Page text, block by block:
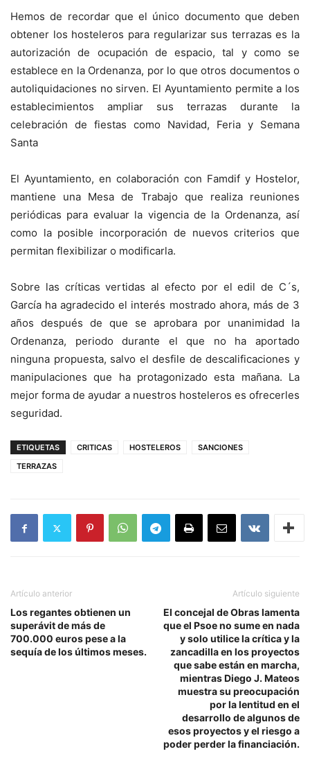
Hemos de recordar que el único documento que deben
obtener los hosteleros para regularizar sus terrazas es la
autorización de ocupación de espacio, tal y como se
establece en la Ordenanza, por lo que otros documentos o
autoliquidaciones no sirven. El Ayuntamiento permite a los
establecimientos ampliar sus terrazas durante la
celebración de fiestas como Navidad, Feria y Semana
Santa
El Ayuntamiento, en colaboración con Famdif y Hostelor,
mantiene una Mesa de Trabajo que realiza reuniones
periódicas para evaluar la vigencia de la Ordenanza, así
como la posible incorporación de nuevos criterios que
permitan flexibilizar o modificarla.
Sobre las críticas vertidas al efecto por el edil de C´s,
García ha agradecido el interés mostrado ahora, más de 3
años después de que se aprobara por unanimidad la
Ordenanza, periodo durante el que no ha aportado
ninguna propuesta, salvo el desfile de descalificaciones y
manipulaciones que ha protagonizado esta mañana. La
mejor forma de ayudar a nuestros hosteleros es ofrecerles
seguridad.
ETIQUETAS CRITICAS HOSTELEROS
SANCIONES
TERRAZAS
Artículo anterior
Los regantes obtienen un
superávit de más de
700.000 euros pese a la
sequía de los últimos meses.
Artículo siguiente
El concejal de Obras lamenta
que el Psoe no sume en nada
y solo utilice la crítica y la
zancadilla en los proyectos
que sabe están en marcha,
mientras Diego J. Mateos
muestra su preocupación
por la lentitud en el
desarrollo de algunos de
esos proyectos y el riesgo a
poder perder la financiación.